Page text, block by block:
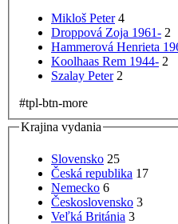
Mikloš Peter 4
Droppová Zoja 1961- 2
Hammerová Henrieta
Koolhaas Rem 1944- 2
Szalay Peter 2
#tpl-btn-more
Krajina vydania
Slovensko 25
Česká republika 17
Nemecko 6
Československo 3
Veľká Británia 3